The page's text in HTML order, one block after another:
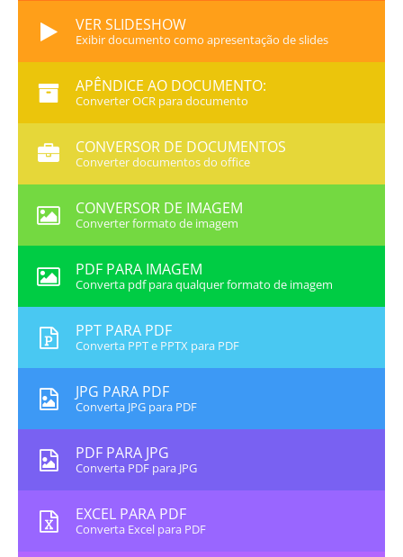
VER SLIDESHOW
Exibir documento como apresentação de slides
APÊNDICE AO DOCUMENTO:
Converter OCR para documento
CONVERSOR DE DOCUMENTOS
Converter documentos do office
CONVERSOR DE IMAGEM
Converter formato de imagem
PDF PARA IMAGEM
Converta pdf para qualquer formato de imagem
PPT PARA PDF
Converta PPT e PPTX para PDF
JPG PARA PDF
Converta JPG para PDF
PDF PARA JPG
Converta PDF para JPG
EXCEL PARA PDF
Converta Excel para PDF